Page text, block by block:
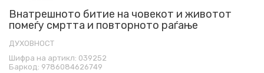
Внатрешното битие на човекот и животот
помеѓу смртта и повторното раѓање
ДУХОВНОСТ
Шифра на артикл: 039252
Баркод: 9786084626749